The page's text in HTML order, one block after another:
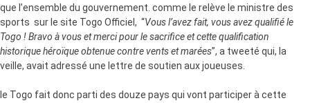
que l’ensemble du gouvernement. comme le relève le ministre des
sports sur le site Togo Officiel, “Vous l’avez fait, vous avez qualifié le
Togo ! Bravo à vous et merci pour le sacrifice et cette qualification
historique héroïque obtenue contre vents et marées”, a tweeté qui, la
veille, avait adressé une lettre de soutien aux joueuses.
le Togo fait donc parti des douze pays qui vont participer à cette